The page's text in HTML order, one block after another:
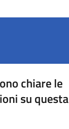
chiare le
su questa